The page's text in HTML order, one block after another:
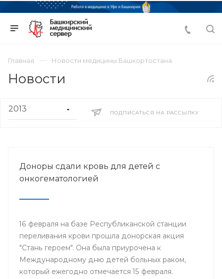
Главная Новости медицины Башкортостана
Новости
ПОДПИСАТЬСЯ НА РАССЫЛКУ
Доноры сдали кровь для детей с
онкогематологией
16 февраля на базе Республиканской станции
переливания крови прошла донорская акция
"Стань героем". Она была приурочена к
Международному дню детей больных раком,
который ежегодно отмечается 15 февраля.